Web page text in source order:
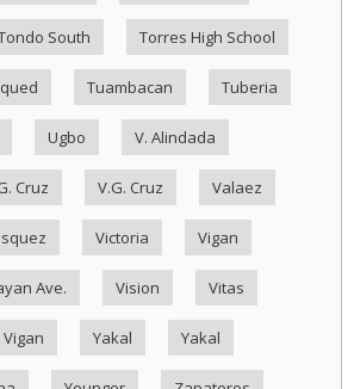
South Torres High School
Tuambacan Tuberia
Ugbo V. Alindada
Cruz V.G. Cruz Valaez
Victoria Vigan
Ave. Vision Vitas
Yakal Yakal